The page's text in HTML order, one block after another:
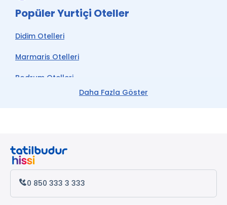
* ile işaretli özellikler ücretlidir.
Daha Fazla Göster
Popüler Yurtiçi Oteller
Didim Otelleri
Marmaris Otelleri
Bodrum Otelleri
Antalya Otelleri
Alanya Otelleri
0 850 333 3 333